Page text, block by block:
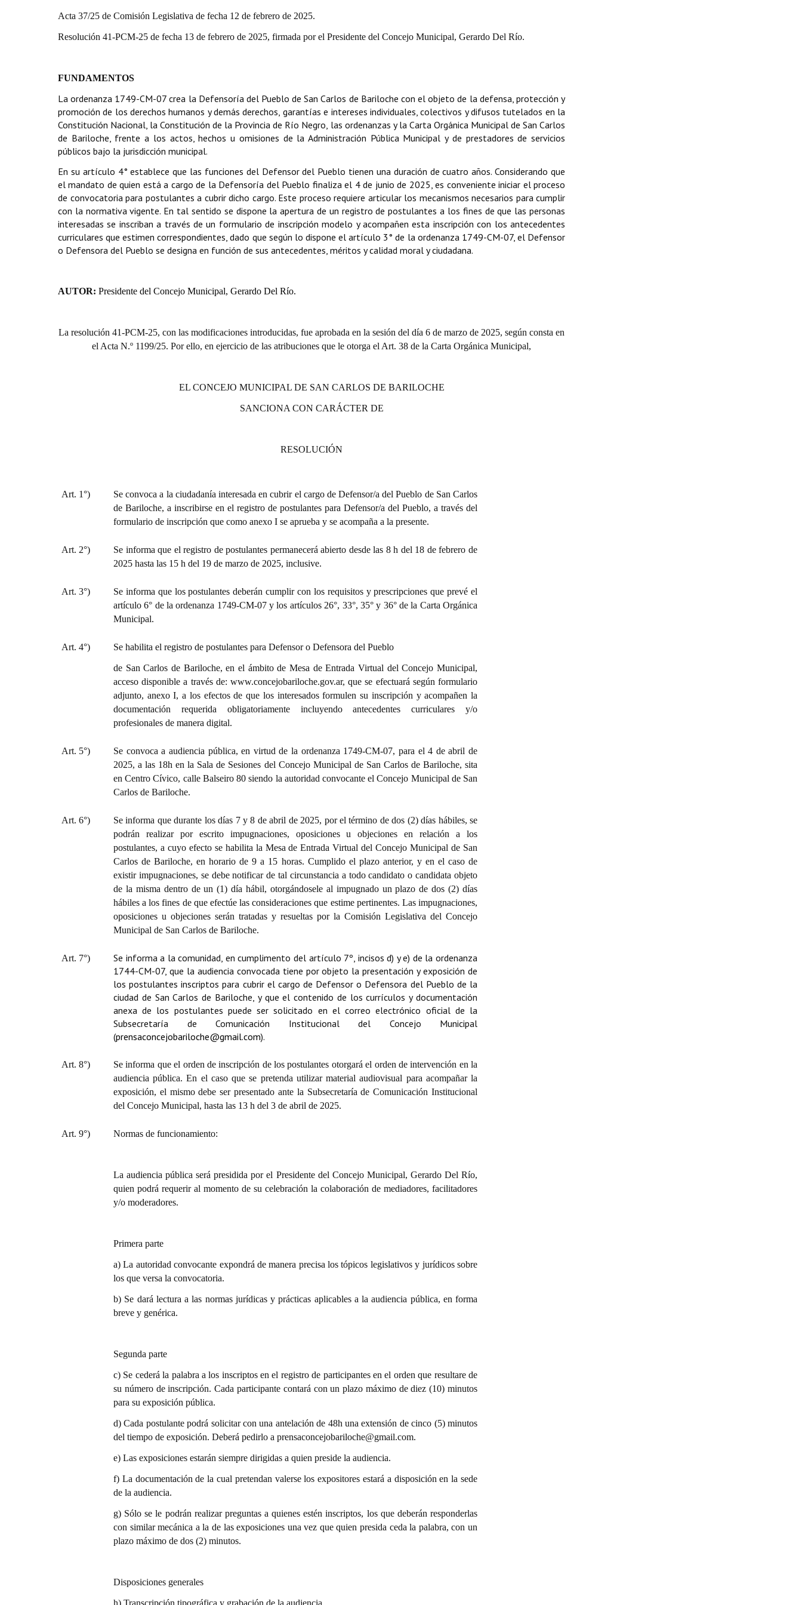
Acta 37/25 de Comisión Legislativa de fecha 12 de febrero de 2025.
Resolución 41-PCM-25 de fecha 13 de febrero de 2025, firmada por el Presidente del Concejo Municipal, Gerardo Del Río.
FUNDAMENTOS
La ordenanza 1749-CM-07 crea la Defensoría del Pueblo de San Carlos de Bariloche con el objeto de la defensa, protección y
promoción de los derechos humanos y demás derechos, garantías e intereses individuales, colectivos y difusos tutelados en la
Constitución Nacional, la Constitución de la Provincia de Río Negro, las ordenanzas y la Carta Orgánica Municipal de San Carlos
de Bariloche, frente a los actos, hechos u omisiones de la Administración Pública Municipal y de prestadores de servicios
públicos bajo la jurisdicción municipal.
En su artículo 4° establece que las funciones del Defensor del Pueblo tienen una duración de cuatro años. Considerando que
el mandato de quien está a cargo de la Defensoría del Pueblo finaliza el 4 de junio de 2025, es conveniente iniciar el proceso
de convocatoria para postulantes a cubrir dicho cargo. Este proceso requiere articular los mecanismos necesarios para cumplir
con la normativa vigente. En tal sentido se dispone la apertura de un registro de postulantes a los fines de que las personas
interesadas se inscriban a través de un formulario de inscripción modelo y acompañen esta inscripción con los antecedentes
curriculares que estimen correspondientes, dado que según lo dispone el artículo 3° de la ordenanza 1749-CM-07, el Defensor
o Defensora del Pueblo se designa en función de sus antecedentes, méritos y calidad moral y ciudadana.
AUTOR: Presidente del Concejo Municipal, Gerardo Del Río.
La resolución 41-PCM-25, con las modificaciones introducidas, fue aprobada en la sesión del día 6 de marzo de 2025, según consta en
el Acta N.º 1199/25. Por ello, en ejercicio de las atribuciones que le otorga el Art. 38 de la Carta Orgánica Municipal,
EL CONCEJO MUNICIPAL DE SAN CARLOS DE BARILOCHE
SANCIONA CON CARÁCTER DE
RESOLUCIÓN
Art. 1°)
Se convoca a la ciudadanía interesada en cubrir el cargo de Defensor/a del Pueblo de San Carlos
de Bariloche, a inscribirse en el registro de postulantes para Defensor/a del Pueblo, a través del
formulario de inscripción que como anexo I se aprueba y se acompaña a la presente.
Art. 2°)
Se informa que el registro de postulantes permanecerá abierto desde las 8 h del 18 de febrero de
2025 hasta las 15 h del 19 de marzo de 2025, inclusive.
Art. 3°)
Se informa que los postulantes deberán cumplir con los requisitos y prescripciones que prevé el
artículo 6° de la ordenanza 1749-CM-07 y los artículos 26°, 33°, 35° y 36° de la Carta Orgánica
Municipal.
Art. 4°) Se habilita el registro de postulantes para Defensor o Defensora del Pueblo
de San Carlos de Bariloche, en el ámbito de Mesa de Entrada Virtual del Concejo Municipal,
acceso disponible a través de: www.concejobariloche.gov.ar, que se efectuará según formulario
adjunto, anexo I, a los efectos de que los interesados formulen su inscripción y acompañen la
documentación requerida obligatoriamente incluyendo antecedentes curriculares y/o
profesionales de manera digital.
Art. 5°)
Se convoca a audiencia pública, en virtud de la ordenanza 1749-CM-07, para el 4 de abril de
2025, a las 18h en la Sala de Sesiones del Concejo Municipal de San Carlos de Bariloche, sita
en Centro Cívico, calle Balseiro 80 siendo la autoridad convocante el Concejo Municipal de San
Carlos de Bariloche.
Art. 6°)
Se informa que durante los días 7 y 8 de abril de 2025, por el término de dos (2) días hábiles, se
podrán realizar por escrito impugnaciones, oposiciones u objeciones en relación a los
postulantes, a cuyo efecto se habilita la Mesa de Entrada Virtual del Concejo Municipal de San
Carlos de Bariloche, en horario de 9 a 15 horas. Cumplido el plazo anterior, y en el caso de
existir impugnaciones, se debe notificar de tal circunstancia a todo candidato o candidata objeto
de la misma dentro de un (1) día hábil, otorgándosele al impugnado un plazo de dos (2) días
hábiles a los fines de que efectúe las consideraciones que estime pertinentes. Las impugnaciones,
oposiciones u objeciones serán tratadas y resueltas por la Comisión Legislativa del Concejo
Municipal de San Carlos de Bariloche.
Art. 7°)
Se informa a la comunidad, en cumplimento del artículo 7º, incisos d) y e) de la ordenanza
1744-CM-07, que la audiencia convocada tiene por objeto la presentación y exposición de
los postulantes inscriptos para cubrir el cargo de Defensor o Defensora del Pueblo de la
ciudad de San Carlos de Bariloche, y que el contenido de los currículos y documentación
anexa de los postulantes puede ser solicitado en el correo electrónico oficial de la
Subsecretaría de Comunicación Institucional del Concejo Municipal
(prensaconcejobariloche@gmail.com).
Art. 8°)
Se informa que el orden de inscripción de los postulantes otorgará el orden de intervención en la
audiencia pública. En el caso que se pretenda utilizar material audiovisual para acompañar la
exposición, el mismo debe ser presentado ante la Subsecretaría de Comunicación Institucional
del Concejo Municipal, hasta las 13 h del 3 de abril de 2025.
Art. 9°) Normas de funcionamiento:
La audiencia pública será presidida por el Presidente del Concejo Municipal, Gerardo Del Río,
quien podrá requerir al momento de su celebración la colaboración de mediadores, facilitadores
y/o moderadores.
Primera parte
a) La autoridad convocante expondrá de manera precisa los tópicos legislativos y jurídicos sobre
los que versa la convocatoria.
b) Se dará lectura a las normas jurídicas y prácticas aplicables a la audiencia pública, en forma
breve y genérica.
Segunda parte
c) Se cederá la palabra a los inscriptos en el registro de participantes en el orden que resultare de
su número de inscripción. Cada participante contará con un plazo máximo de diez (10) minutos
para su exposición pública.
d) Cada postulante podrá solicitar con una antelación de 48h una extensión de cinco (5) minutos
del tiempo de exposición. Deberá pedirlo a prensaconcejobariloche@gmail.com.
e) Las exposiciones estarán siempre dirigidas a quien preside la audiencia.
f) La documentación de la cual pretendan valerse los expositores estará a disposición en la sede
de la audiencia.
g) Sólo se le podrán realizar preguntas a quienes estén inscriptos, los que deberán responderlas
con similar mecánica a la de las exposiciones una vez que quien presida ceda la palabra, con un
plazo máximo de dos (2) minutos.
Disposiciones generales
h) Transcripción tipográfica y grabación de la audiencia.